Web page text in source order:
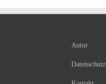
Autor
Datenschutz